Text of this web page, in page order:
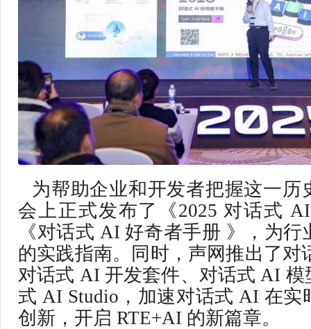
为帮助企业和开发者把握这一历
会上正式发布了《2025 对话式
《对话式 AI 好奇者手册 》，为
的实践指南。同时，声网推出了对
对话式 AI 开发套件、对话式 AI 模
式 AI Studio，加速对话式 AI 在实
创新，开启 RTE+AI 的新篇章。